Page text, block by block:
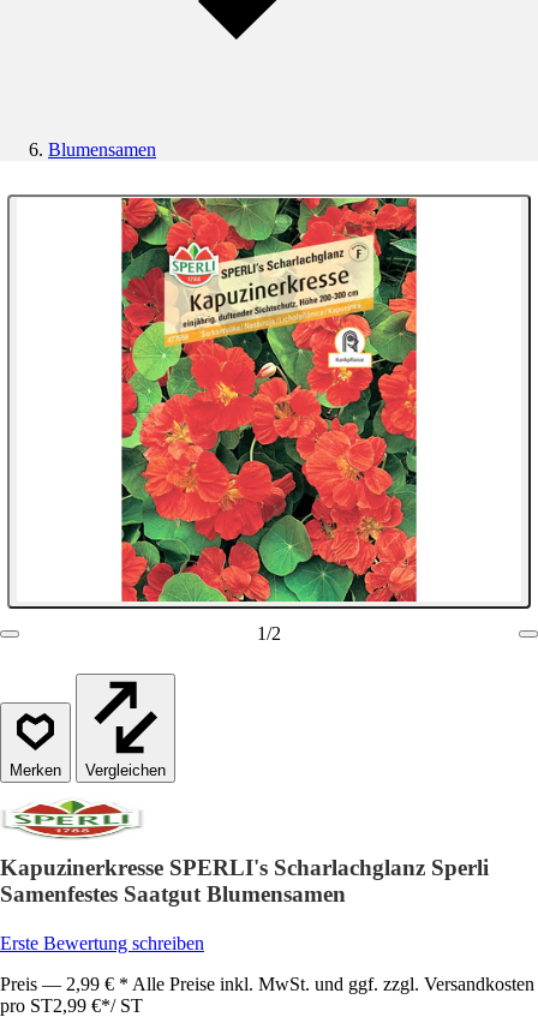
Blumensamen
1/2
Vergleichen
Kapuzinerkresse SPERLI's Scharlachglanz Sperli
Samenfestes Saatgut Blumensamen
Erste Bewertung schreiben
Preis — 2,99 € * Alle Preise inkl. MwSt. und ggf. zzgl. Versandkosten
pro ST2,99 €*/ ST